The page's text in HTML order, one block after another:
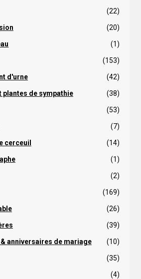
(22)
(20)
(1)
(153)
d'urne (42)
plantes de sympathie (38)
(53)
(7)
cerceuil (14)
(1)
(2)
(169)
(26)
(39)
anniversaires de mariage (10)
(35)
(4)